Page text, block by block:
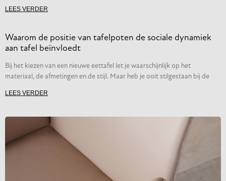
LEES VERDER
Waarom de positie van tafelpoten de sociale dynamiek
aan tafel beïnvloedt
Bij het kiezen van een nieuwe eettafel let je waarschijnlijk op het
materiaal, de afmetingen en de stijl. Maar heb je ooit stilgestaan bij de
LEES VERDER